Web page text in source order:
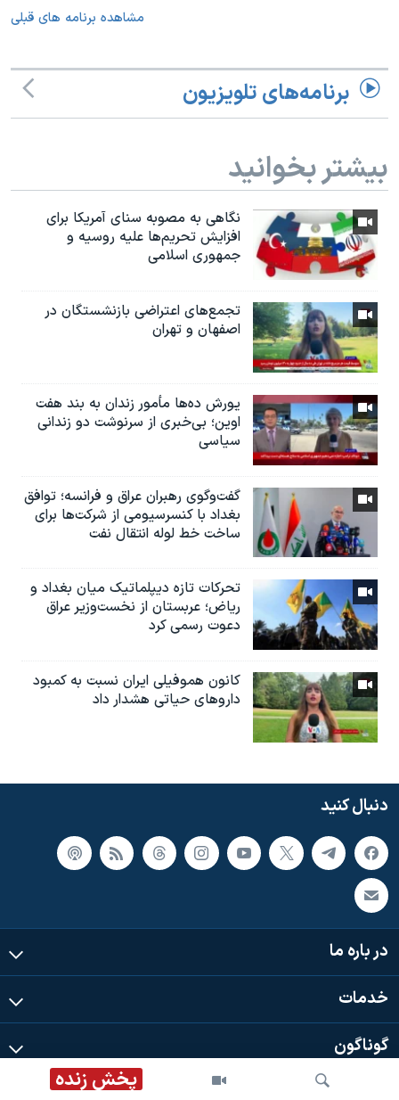
پخش زنده
مشاهده برنامه های قبلی
برنامه‌های تلویزیون
بیشتر بخوانید
نگاهی به مصوبه سنای آمریکا برای
افزایش تحریم‌ها علیه روسیه و
جمهوری اسلامی
تجمع‌های اعتراضی بازنشستگان در
اصفهان و تهران
یورش ده‌ها مأمور زندان به بند هفت
اوین؛ بی‌خبری از سرنوشت دو زندانی
سیاسی
گفت‌وگوی رهبران عراق و فرانسه؛ توافق
بغداد با کنسرسیومی از شرکت‌ها برای
ساخت خط لوله انتقال نفت
تحرکات تازه دیپلماتیک میان بغداد و
ریاض؛ عربستان از نخست‌وزیر عراق
دعوت رسمی کرد
کانون هموفیلی ایران نسبت به کمبود
داروهای حیاتی هشدار داد
دنبال کنید
در باره ما
خدمات
گوناگون